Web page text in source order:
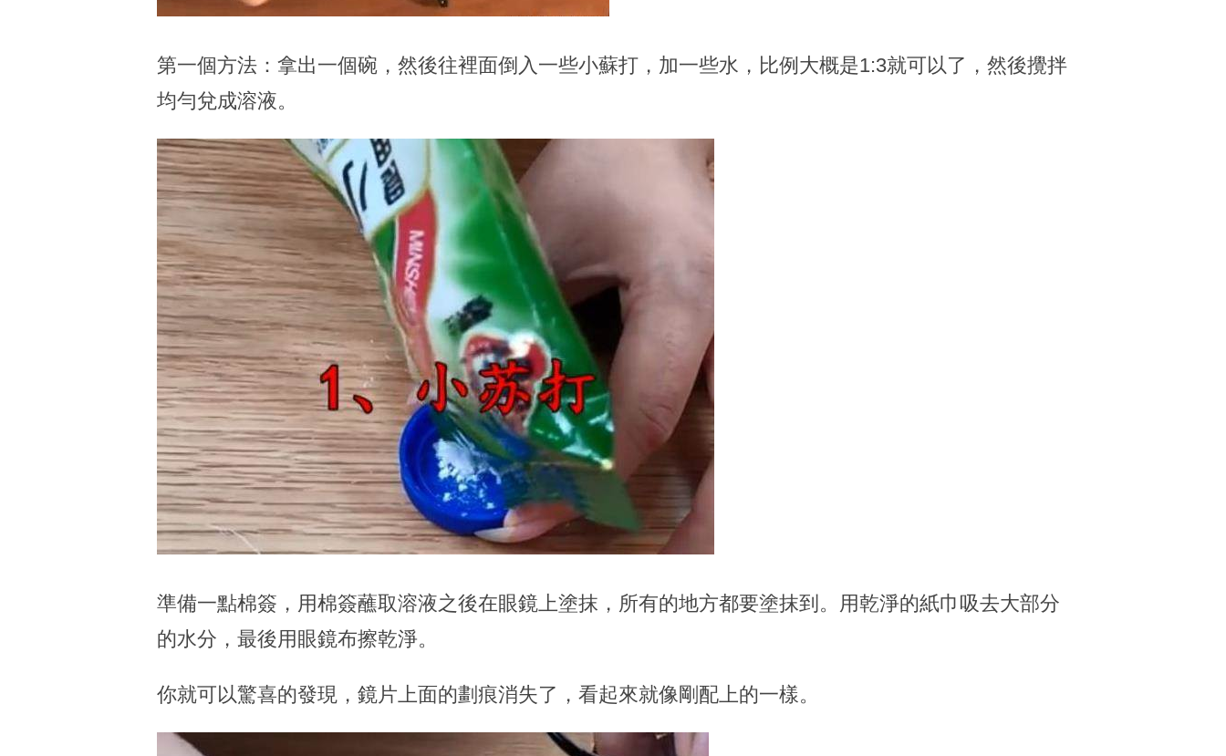
第一個方法：拿出一個碗，然後往裡面倒入一些小蘇打，加一些水，比例大概是1:3就可以了，然後攪拌
均勻兌成溶液。
準備一點棉簽，用棉簽蘸取溶液之後在眼鏡上塗抹，所有的地方都要塗抹到。用乾淨的紙巾吸去大部分
的水分，最後用眼鏡布擦乾淨。
你就可以驚喜的發現，鏡片上面的劃痕消失了，看起來就像剛配上的一樣。